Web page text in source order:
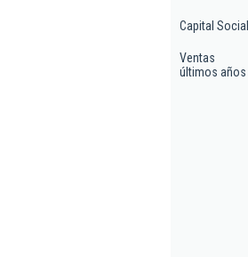
Capital Social
Ventas
últimos años